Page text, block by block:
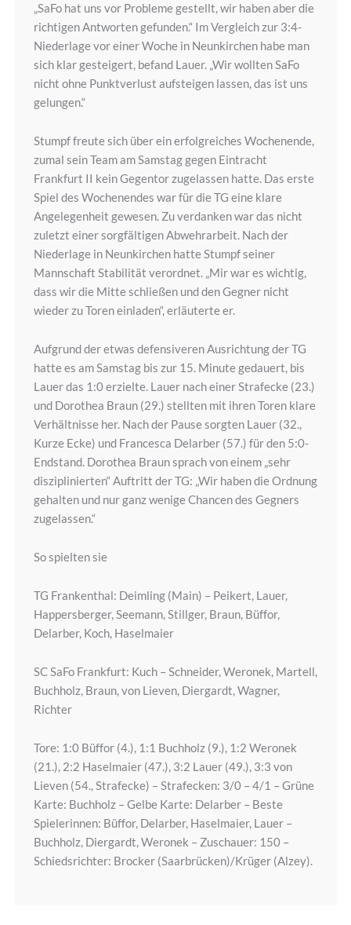
„SaFo hat uns vor Probleme gestellt, wir haben aber die
richtigen Antworten gefunden.“ Im Vergleich zur 3:4-
Niederlage vor einer Woche in Neunkirchen habe man
sich klar gesteigert, befand Lauer. „Wir wollten SaFo
nicht ohne Punktverlust aufsteigen lassen, das ist uns
gelungen.“
Stumpf freute sich über ein erfolgreiches Wochenende,
zumal sein Team am Samstag gegen Eintracht
Frankfurt II kein Gegentor zugelassen hatte. Das erste
Spiel des Wochenendes war für die TG eine klare
Angelegenheit gewesen. Zu verdanken war das nicht
zuletzt einer sorgfältigen Abwehrarbeit. Nach der
Niederlage in Neunkirchen hatte Stumpf seiner
Mannschaft Stabilität verordnet. „Mir war es wichtig,
dass wir die Mitte schließen und den Gegner nicht
wieder zu Toren einladen“, erläuterte er.
Aufgrund der etwas defensiveren Ausrichtung der TG
hatte es am Samstag bis zur 15. Minute gedauert, bis
Lauer das 1:0 erzielte. Lauer nach einer Strafecke (23.)
und Dorothea Braun (29.) stellten mit ihren Toren klare
Verhältnisse her. Nach der Pause sorgten Lauer (32.,
Kurze Ecke) und Francesca Delarber (57.) für den 5:0-
Endstand. Dorothea Braun sprach von einem „sehr
disziplinierten“ Auftritt der TG: „Wir haben die Ordnung
gehalten und nur ganz wenige Chancen des Gegners
zugelassen.“
So spielten sie
TG Frankenthal: Deimling (Main) – Peikert, Lauer,
Happersberger, Seemann, Stillger, Braun, Büffor,
Delarber, Koch, Haselmaier
SC SaFo Frankfurt: Kuch – Schneider, Weronek, Martell,
Buchholz, Braun, von Lieven, Diergardt, Wagner,
Richter
Tore: 1:0 Büffor (4.), 1:1 Buchholz (9.), 1:2 Weronek
(21.), 2:2 Haselmaier (47.), 3:2 Lauer (49.), 3:3 von
Lieven (54., Strafecke) – Strafecken: 3/0 – 4/1 – Grüne
Karte: Buchholz – Gelbe Karte: Delarber – Beste
Spielerinnen: Büffor, Delarber, Haselmaier, Lauer –
Buchholz, Diergardt, Weronek – Zuschauer: 150 –
Schiedsrichter: Brocker (Saarbrücken)/Krüger (Alzey).